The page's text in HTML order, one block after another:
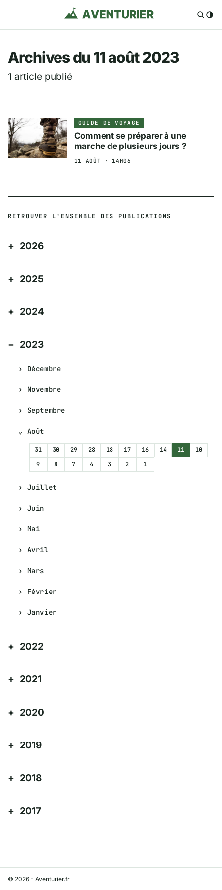
Aventurier.fr —
Archives du 11 août 2023
1 article publié
GUIDE DE VOYAGE
Comment se préparer à une
marche de plusieurs jours ?
11 AOÛT · 14H06
RETROUVER L'ENSEMBLE DES PUBLICATIONS
2026
2025
2024
2023
Décembre
Novembre
Septembre
Août
31 30 29 28 18 17 16 14 11
10
9
8 7 4 3 2 1
Juillet
Juin
Mai
Avril
Mars
Février
Janvier
2022
2021
2020
2019
2018
2017
© 2026 - Aventurier.fr